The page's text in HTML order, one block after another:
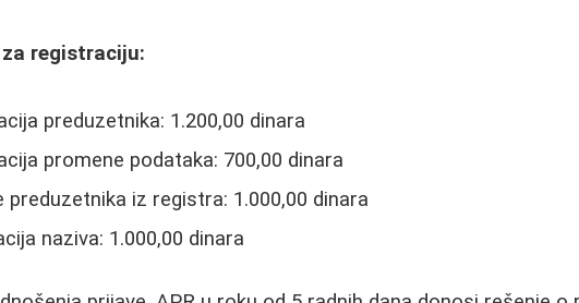
registraciju:
preduzetnika: 1.200,00 dinara
promene podataka: 700,00 dinara
preduzetnika iz registra: 1.000,00 dinara
naziva: 1.000,00 dinara